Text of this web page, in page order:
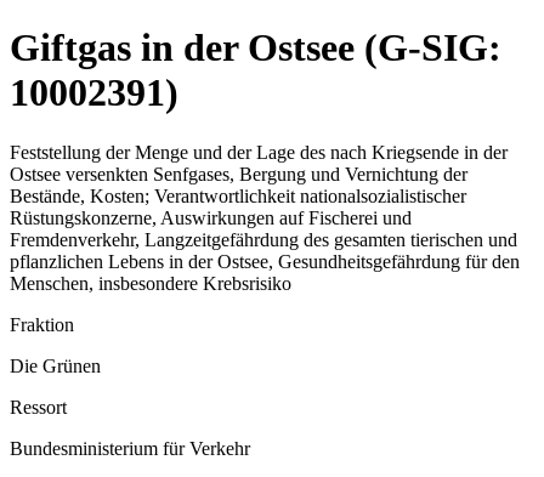
Giftgas in der Ostsee (G-SIG:
10002391)
Feststellung der Menge und der Lage des nach Kriegsende in der
Ostsee versenkten Senfgases, Bergung und Vernichtung der
Bestände, Kosten; Verantwortlichkeit nationalsozialistischer
Rüstungskonzerne, Auswirkungen auf Fischerei und
Fremdenverkehr, Langzeitgefährdung des gesamten tierischen und
pflanzlichen Lebens in der Ostsee, Gesundheitsgefährdung für den
Menschen, insbesondere Krebsrisiko
Fraktion
Die Grünen
Ressort
Bundesministerium für Verkehr